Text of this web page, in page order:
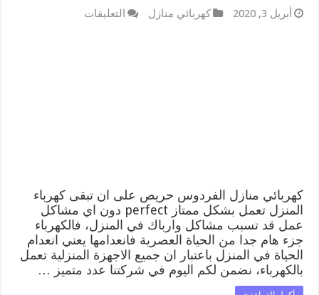
أبريل 3, 2020 كهربائي منازل التعليقات
كهربائي منازل الفردوس حريص على ان تبقى كهرباء
المنزل تعمل بشكل ممتاز perfect دون اي مشاكل
عمل قد تسبب مشاكل وارباك في المنزل، فالكهرباء
جزء هام جدا من الحياة العصرية فانعدامها يعني انعدام
الحياة في المنزل باعتبار ان جميع الاجهزة المنزلية تعمل
بالكهرباء، نضمن لكم اليوم في شركتنا عدد متميز …